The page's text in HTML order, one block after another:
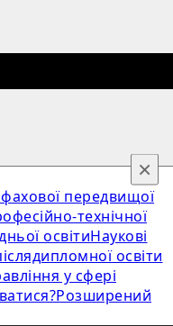
передвищої
технічної
освітиНаукові
освіти
у сфері
Розширений
×